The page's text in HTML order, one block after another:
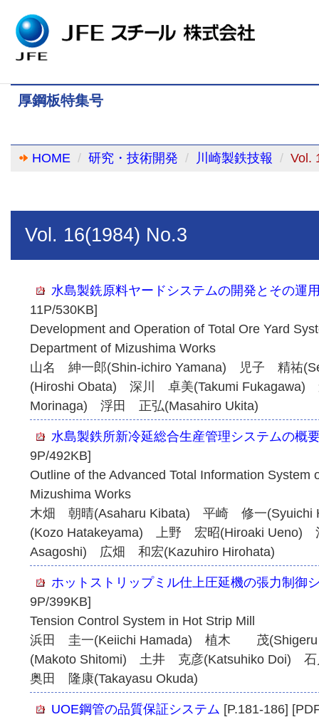
厚鋼板特集号
HOME 研究・技術開発 川崎製鉄技報 Vol.
Vol. 16(1984) No.3
水島製銑原料ヤードシステムの開発とその運
11P/530KB]
Development and Operation of Total Ore Yard
Department of Mizushima Works
山名 紳一郎(Shin-ichiro Yamana) 児子 精祐
(Hiroshi Obata) 深川 卓美(Takumi
Morinaga) 浮田 正弘(Masahiro Ukita)
水島製鉄所新冷延総合生産管理システムの概
9P/492KB]
Outline of the Advanced Total Information System
Mizushima Works
木畑 朝晴(Asaharu Kibata) 平崎 修一
(Kozo Hatakeyama) 上野 宏昭(Hiroaki Ueno)
Asagoshi) 広畑 和宏(Kazuhiro Hirohata)
ホットストリップミル仕上圧延機の張力制御
9P/399KB]
Tension Control System in Hot Strip Mill
浜田 圭一(Keiichi Hamada) 植木 茂
(Makoto Shitomi) 土井 克彦(Katsuhiko Doi)
奥田 隆康(Takayasu Okuda)
UOE鋼管の品質保証システム [P.181-186]